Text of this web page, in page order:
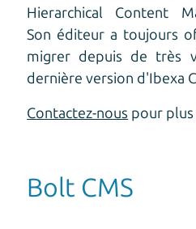
Hierarchical Content
Son éditeur a toujours
migrer depuis de très
dernière version d'Ibexa
Contactez-nous pour
Bolt CMS